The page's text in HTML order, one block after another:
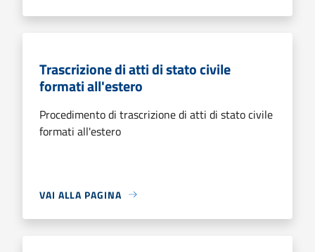
Trascrizione di atti di stato civile
formati all'estero
Procedimento di trascrizione di atti di stato civile
formati all'estero
VAI ALLA PAGINA